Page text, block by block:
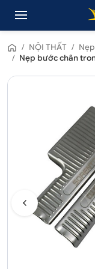
/ NỘI THẤT /
/ Nẹp bước chân